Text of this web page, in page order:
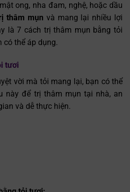
ong, nha đam, nghệ, hoặc dầu
thâm mụn và mang lại nhiều lợi
là 7 cách trị thâm mụn bằng tỏi
có thể áp dụng.
tươi
vời mà tỏi mang lại, bạn có thể
này để trị thâm mụn tại nhà, an
và dễ thực hiện.